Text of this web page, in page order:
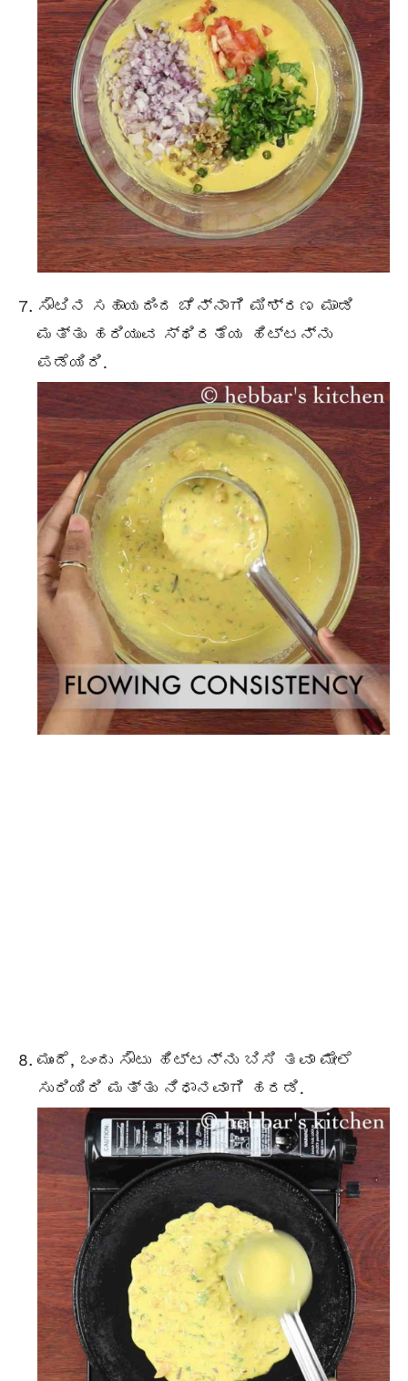
ಸೌಟಿನ ಸಹಾಯದಿಂದ ಚೆನ್ನಾಗಿ ಮಿಶ್ರಣ ಮಾಡಿ
ಮತ್ತು ಹರಿಯುವ ಸ್ಥಿರತೆಯ ಹಿಟ್ಟನ್ನು
ಪಡೆಯಿರಿ.
ಮುಂದೆ, ಒಂದು ಸೌಟು ಹಿಟ್ಟನ್ನು ಬಿಸಿ ತವಾ ಮೇಲೆ
ಸುರಿಯಿರಿ ಮತ್ತು ನಿಧಾನವಾಗಿ ಹರಡಿ.